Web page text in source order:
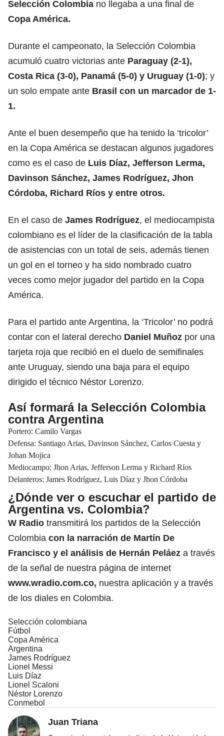
Selección Colombia no llegaba a una final de
Copa América.
Durante el campeonato, la Selección Colombia
acumuló cuatro victorias ante Paraguay (2-1),
Costa Rica (3-0), Panamá (5-0) y Uruguay (1-0); y
un solo empate ante Brasil con un marcador de 1-
1.
Ante el buen desempeño que ha tenido la ‘tricolor’
en la Copa América se destacan algunos jugadores
como es el caso de Luis Díaz, Jefferson Lerma,
Davinson Sánchez, James Rodríguez, Jhon
Córdoba, Richard Ríos y entre otros.
En el caso de James Rodríguez, el mediocampista
colombiano es el líder de la clasificación de la tabla
de asistencias con un total de seis, además tienen
un gol en el torneo y ha sido nombrado cuatro
veces como mejor jugador del partido en la Copa
América.
Para el partido ante Argentina, la ‘Tricolor’ no podrá
contar con el lateral derecho Daniel Muñoz por una
tarjeta roja que recibió en el duelo de semifinales
ante Uruguay, siendo una baja para el equipo
dirigido el técnico Néstor Lorenzo.
Así formará la Selección Colombia
contra Argentina
Portero: Camilo Vargas
Defensa: Santiago Arias, Davinson Sánchez, Carlos Cuesta y
Johan Mojica
Mediocampo: Jhon Arias, Jefferson Lerma y Richard Ríos
Delanteros: James Rodríguez, Luis Díaz y Jhon Córdoba
¿Dónde ver o escuchar el partido de
Argentina vs. Colombia?
W Radio transmitirá los partidos de la Selección
Colombia con la narración de Martín De
Francisco y el análisis de Hernán Peláez a través
de la señal de nuestra página de internet
www.wradio.com.co, nuestra aplicación y a través
de los diales en Colombia.
Selección colombiana
Fútbol
Copa América
Argentina
James Rodríguez
Lionel Messi
Luis Díaz
Lionel Scaloni
Néstor Lorenzo
Conmebol
Juan Triana